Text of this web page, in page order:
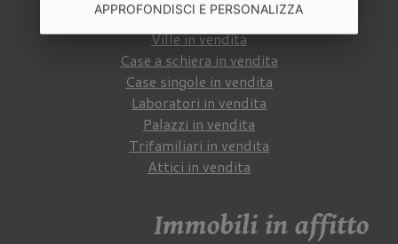
Appartamenti in vendita
Ville in vendita
Case a schiera in vendita
Case singole in vendita
Laboratori in vendita
Palazzi in vendita
Trifamiliari in vendita
Attici in vendita
Immobili in affitto
APPROFONDISCI E PERSONALIZZA